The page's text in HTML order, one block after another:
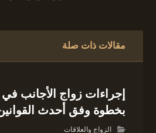
مقالات ذات صلة
إجراءات زواج الأجانب
بخطوة وفق أحدث القوانين
الزواج والعلاقات